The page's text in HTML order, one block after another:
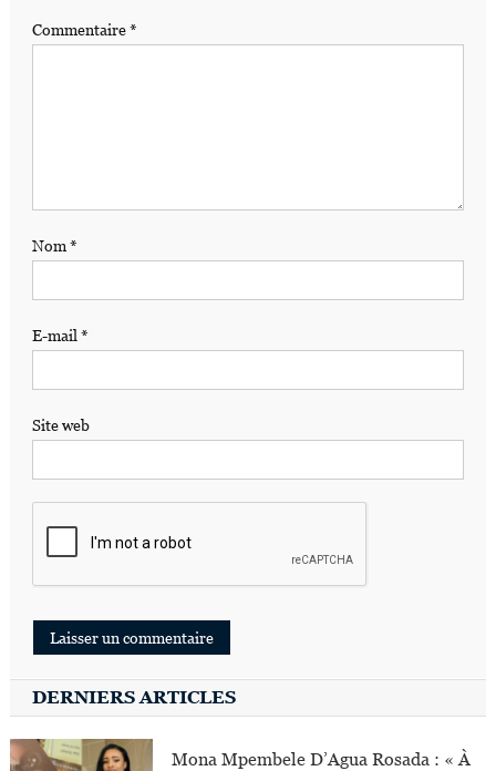
Commentaire*
Nom*
E-mail *
Site web
DERNIERS ARTICLES
Mona Mpembele D’Agua Rosada : « À